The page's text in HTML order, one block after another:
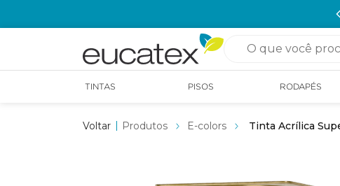
O que você procura?
TINTAS PISOS RODAPÉS
Produtos E-colors Tinta Acrílica